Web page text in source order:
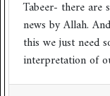
Tabeer- there are
news by Allah.
this we just need
interpretation of